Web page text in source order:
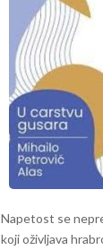
Napetost se
koji oživljava